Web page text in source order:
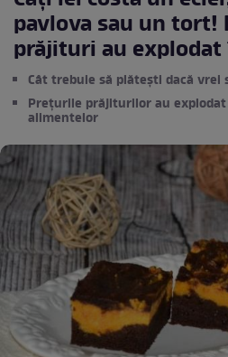
pavlova sau un tort!
prăjituri au explodat
Cât trebuie să plătești dacă
Prețurile prăjiturilor au explodat
alimentelor